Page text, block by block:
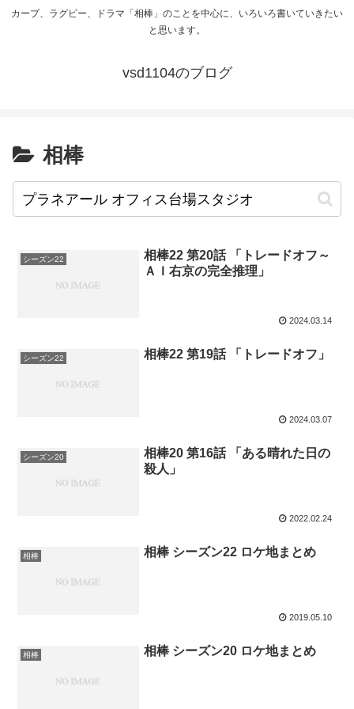
カープ、ラグビー、ドラマ「相棒」のことを中心に、いろいろ書いていきたい
と思います。
vsd1104のブログ
相棒
シーズン22
相棒22 第20話 「トレードオフ～
ＡＩ右京の完全推理」
2024.03.14
シーズン22 相棒22 第19話 「トレードオフ」
2024.03.07
シーズン20
相棒20 第16話 「ある晴れた日の
殺人」
2022.02.24
相棒 相棒 シーズン22 ロケ地まとめ
2019.05.10
相棒 相棒 シーズン20 ロケ地まとめ